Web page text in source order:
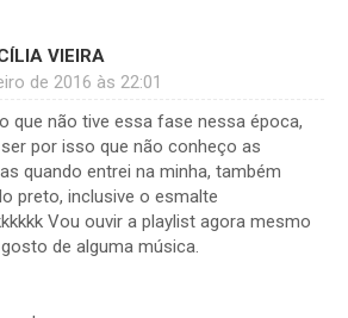
VIEIRA
de 2016 às 22:01
que não tive essa fase nessa época,
por isso que não conheço as
quando entrei na minha, também
preto, inclusive o esmalte
Vou ouvir a playlist agora mesmo
de alguma música.